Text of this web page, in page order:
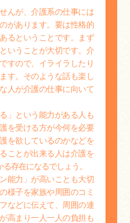
んが、介護系の仕事には
があります。要は性格的
るということです。まず
いうことが大切です。介
すので、イライラしたり
す。そのような話も楽し
人が介護の仕事に向いて
」という能力がある人も
を受ける方が今何を必要
を欲しているのかなどを
ことが出来る人は介護を
存在になるでしょう。
能力」が高いことも大切
様子を家族や周囲のコミ
などに伝えて、周囲の連
高まり一人一人の負担も